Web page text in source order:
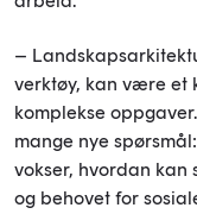
–
verktøy, kan være et
komplekse
mange nye
vokser, hvordan kan
og behovet for